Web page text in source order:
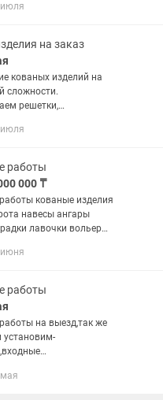
июля
на заказ
кованых изделий на
сложности.
решетки,
июля
работы
000 ₸
кованые изделия
навесы ангары
лавочки вольер
июня
работы
на выезд,так же
установим-
заливку бетона,